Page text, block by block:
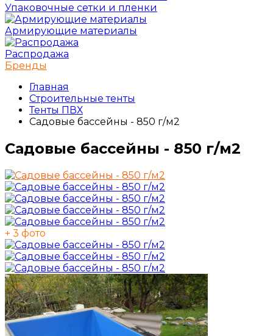
Упаковочные сетки и пленки
Армирующие материалы
Распродажа
Бренды
Главная
Строительные тенты
Тенты ПВХ
Садовые бассейны - 850 г/м2
Садовые бассейны - 850 г/м2
+ 3 фото